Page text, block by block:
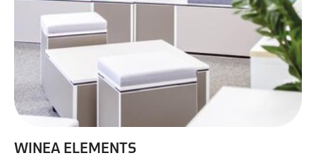
WINEA ELEMENTS